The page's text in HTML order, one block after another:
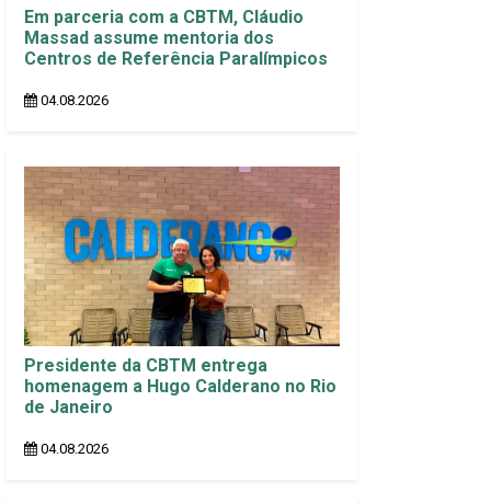
Em parceria com a CBTM, Cláudio
Massad assume mentoria dos
Centros de Referência Paralímpicos
04.08.2026
Presidente da CBTM entrega
homenagem a Hugo Calderano no Rio
de Janeiro
04.08.2026